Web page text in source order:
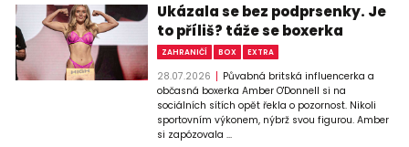
Ukázala se bez podprsenky. Je
to příliš? táže se boxerka
ZAHRANIČÍ BOX EXTRA
28.07.2026
Půvabná britská influencerka a
občasná boxerka Amber O'Donnell si na
sociálních sítích opět řekla o pozornost. Nikoli
sportovním výkonem, nýbrž svou figurou. Amber
si zapózovala ...